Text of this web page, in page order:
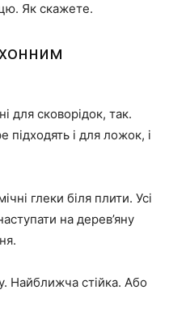
Як скажете.
для сковорідок, так.
і для ложок, і
глеки біля плити. Усі
на дерев’яну
Найближча стійка. Або